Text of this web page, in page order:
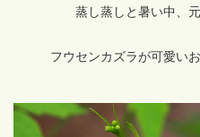
蒸し蒸しと暑い中、
フウセンカズラが可愛い